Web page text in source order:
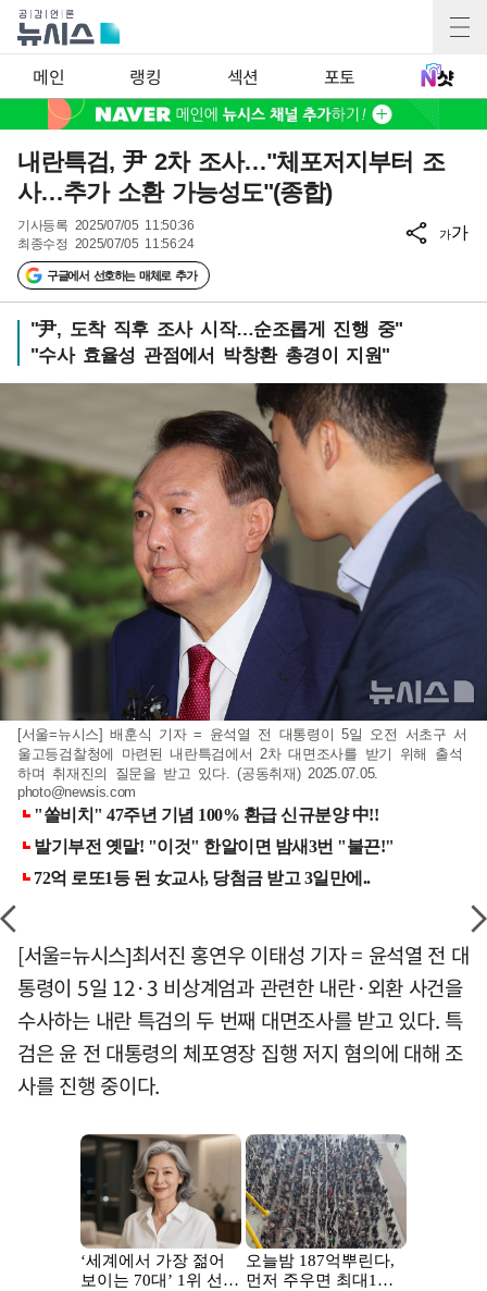
메인 랭킹 섹션 포토
내란특검, 尹 2차 조사…"체포저지부터 조
사…추가 소환 가능성도"(종합)
기사등록 2025/07/05 11:50:36
최종수정 2025/07/05 11:56:24
구글에서 선호하는 매체로 추가
가가
"尹, 도착 직후 조사 시작…순조롭게 진행 중"
"수사 효율성 관점에서 박창환 총경이 지원"
[서울=뉴시스] 배훈식 기자 = 윤석열 전 대통령이 5일 오전 서초구 서
울고등검찰청에 마련된 내란특검에서 2차 대면조사를 받기 위해 출석
하며 취재진의 질문을 받고 있다. (공동취재) 2025.07.05.
photo@newsis.com
[서울=뉴시스]최서진 홍연우 이태성 기자 = 윤석열 전 대
통령이 5일 12·3 비상계엄과 관련한 내란·외환 사건을
수사하는 내란 특검의 두 번째 대면조사를 받고 있다. 특
검은 윤 전 대통령의 체포영장 집행 저지 혐의에 대해 조
사를 진행 중이다.